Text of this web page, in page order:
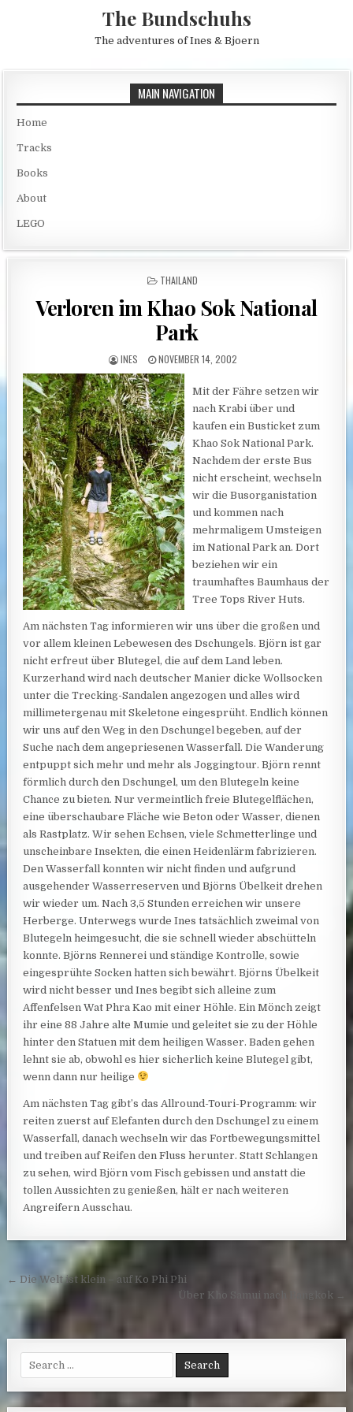
The Bundschuhs
The adventures of Ines & Bjoern
MAIN NAVIGATION
Home
Tracks
Books
About
LEGO
POSTED IN
THAILAND
Verloren im Khao Sok National
Park
AUTHOR:
INES PUBLISHED DATE:
NOVEMBER 14, 2002
Mit der Fähre setzen wir
nach Krabi über und
kaufen ein Busticket zum
Khao Sok National Park.
Nachdem der erste Bus
nicht erscheint, wechseln
wir die Busorganistation
und kommen nach
mehrmaligem Umsteigen
im National Park an. Dort
beziehen wir ein
traumhaftes Baumhaus der
Tree Tops River Huts.
Am nächsten Tag informieren wir uns über die großen und
vor allem kleinen Lebewesen des Dschungels. Björn ist gar
nicht erfreut über Blutegel, die auf dem Land leben.
Kurzerhand wird nach deutscher Manier dicke Wollsocken
unter die Trecking-Sandalen angezogen und alles wird
millimetergenau mit Skeletone eingesprüht. Endlich können
wir uns auf den Weg in den Dschungel begeben, auf der
Suchenach dem angepriesenen Wasserfall. Die Wanderung
entpuppt sich mehr und mehr als Joggingtour. Björn rennt
förmlich durch den Dschungel, um den Blutegeln keine
Chance zu bieten. Nur vermeintlich freie Blutegelflächen,
eine überschaubare Fläche wie Beton oder Wasser, dienen
als Rastplatz. Wir sehen Echsen, viele Schmetterlinge und
unscheinbare Insekten, die einen Heidenlärm fabrizieren.
Den Wasserfall konnten wir nicht finden und aufgrund
ausgehender Wasserreserven und Björns Übelkeit drehen
wir wieder um. Nach 3,5 Stunden erreichen wir unsere
Herberge. Unterwegs wurde Ines tatsächlich zweimal von
Blutegeln heimgesucht, die sie schnell wieder abschütteln
konnte. Björns Rennerei und ständige Kontrolle, sowie
eingesprühte Socken hatten sich bewährt. Björns Übelkeit
wird nicht besser und Ines begibt sich alleine zum
Affenfelsen Wat Phra Kao mit einer Höhle. Ein Mönch zeigt
ihr eine 88 Jahre alte Mumie und geleitet sie zu der Höhle
hinter den Statuen mit dem heiligen Wasser. Baden gehen
lehnt sie ab, obwohl es hier sicherlich keine Blutegel gibt,
wenn dann nur heilige
Am nächsten Tag gibt’s das Allround-Touri-Programm: wir
reiten zuerst auf Elefanten durch den Dschungel zu einem
Wasserfall, danach wechseln wir das Fortbewegungsmittel
und treiben auf Reifen den Fluss herunter. Statt Schlangen
zu sehen, wird Björn vom Fisch gebissen und anstatt die
tollen Aussichten zu genießen, hält er nach weiteren
Angreifern Ausschau.
Post navigation
← Die Welt ist klein – auf Ko Phi Phi
Über Kho Samui nach Bangkok →
Search for: